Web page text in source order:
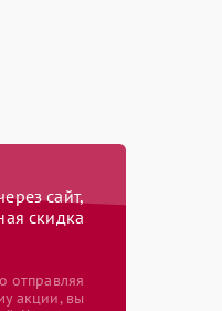
сайт,
скидка
отправляя
акции, вы